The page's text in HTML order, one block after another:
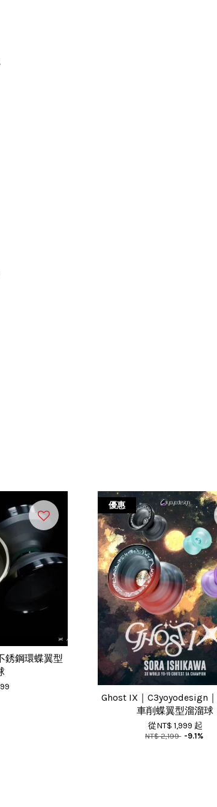
銹鋼環蝶翼型
優惠
Ghost IX｜C3yoyodesign
車削蝶翼型溜溜球
從NT$ 1,999 起
NT$ 2,199 -9.1%